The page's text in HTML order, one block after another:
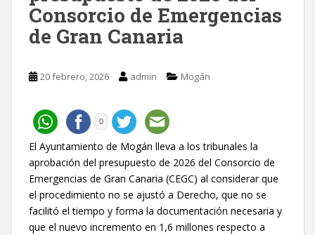
Consorcio de Emergencias
de Gran Canaria
20 febrero, 2026 admin Mogán
0
El Ayuntamiento de Mogán lleva a los tribunales la
aprobación del presupuesto de 2026 del Consorcio de
Emergencias de Gran Canaria (CEGC) al considerar que
el procedimiento no se ajustó a Derecho, que no se
facilitó el tiempo y forma la documentación necesaria y
que el nuevo incremento en 1,6 millones respecto a